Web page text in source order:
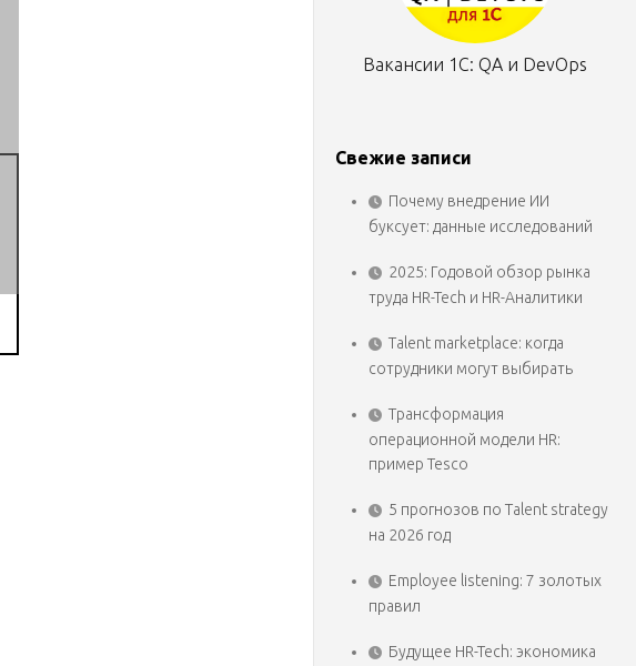
Вакансии 1С: QA и DevOps
Свежие записи
Почему внедрение ИИ
буксует: данные исследований
2025: Годовой обзор рынка
труда HR-Tech и HR-Аналитики
Talent marketplace: когда
сотрудники могут выбирать
Трансформация
операционной модели HR:
пример Tesco
5 прогнозов по Talent strategy
на 2026 год
Employee listening: 7 золотых
правил
Будущее HR-Tech: экономика